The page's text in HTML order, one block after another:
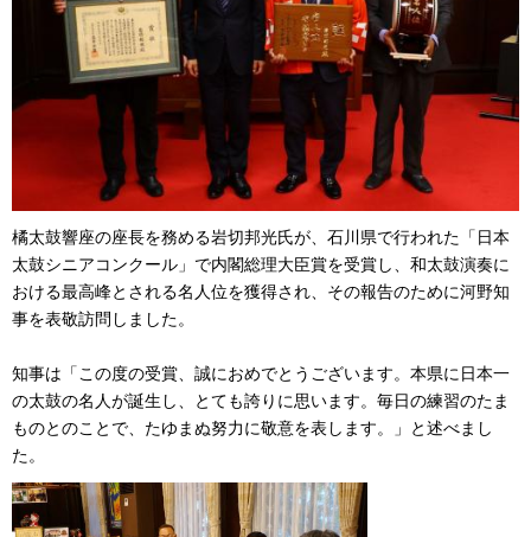
橘太鼓響座の座長を務める岩切邦光氏が、石川県で行われた「日本
太鼓シニアコンクール」で内閣総理大臣賞を受賞し、和太鼓演奏に
おける最高峰とされる名人位を獲得され、その報告のために河野知
事を表敬訪問しました。
知事は「この度の受賞、誠におめでとうございます。本県に日本一
の太鼓の名人が誕生し、とても誇りに思います。毎日の練習のたま
ものとのことで、たゆまぬ努力に敬意を表します。」と述べまし
た。